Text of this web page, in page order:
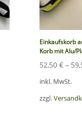
Einkaufskorb
Korb mit Alu/
52,50 €–
inkl. MwSt.
zzgl.